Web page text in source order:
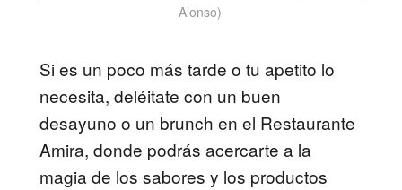
Alonso)
Si es un poco más tarde o tu apetito lo
necesita, deléitate con un buen
desayuno o un brunch en el Restaurante
Amira, donde podrás acercarte a la
magia de los sabores y los productos